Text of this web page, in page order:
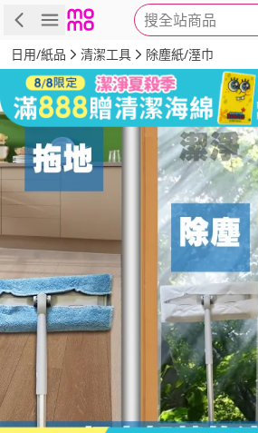
搜全站商品
商品 評價 詳情
日用/紙品 清潔工具 除塵紙/溼巾